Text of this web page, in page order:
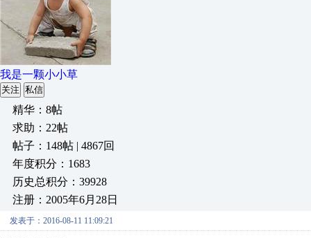
我是一颗小小草
关注 私信
精华：8帖
求助：22帖
帖子：148帖 | 4867回
年度积分：1683
历史总积分：39928
注册：2005年6月28日
发表于：2016-08-11 11:09:21